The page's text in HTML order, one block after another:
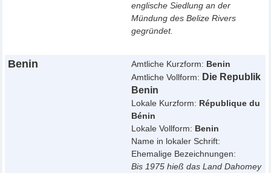
englische Siedlung an der
Mündung des Belize Rivers
gegründet.
Benin Amtliche Kurzform: Benin
Amtliche Vollform: Die Republik
Benin
Lokale Kurzform: République du
Bénin
Lokale Vollform: Benin
Name in lokaler Schrift:
Ehemalige Bezeichnungen:
Bis 1975 hieß das Land Dahomey